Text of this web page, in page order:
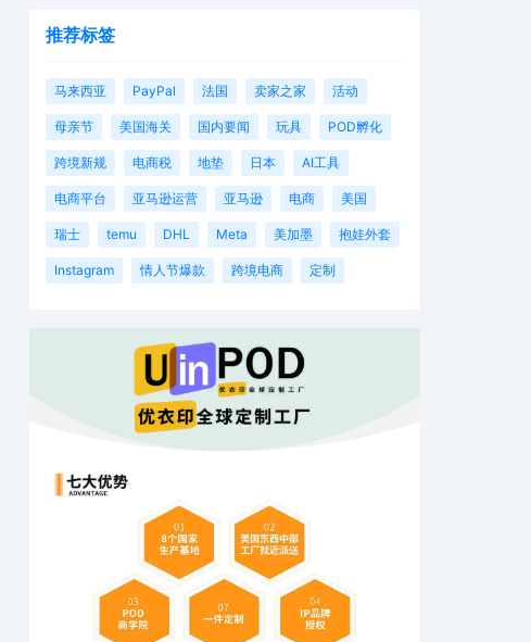
推荐标签
马来西亚 PayPal 法国 卖家之家 活动
母亲节 美国海关 国内要闻 玩具 POD孵化
跨境新规 电商税 地垫 日本 AI工具
电商平台 亚马逊运营 亚马逊 电商 美国
瑞士 temu DHL Meta 美加墨 抱娃外套
Instagram 情人节爆款 跨境电商 定制